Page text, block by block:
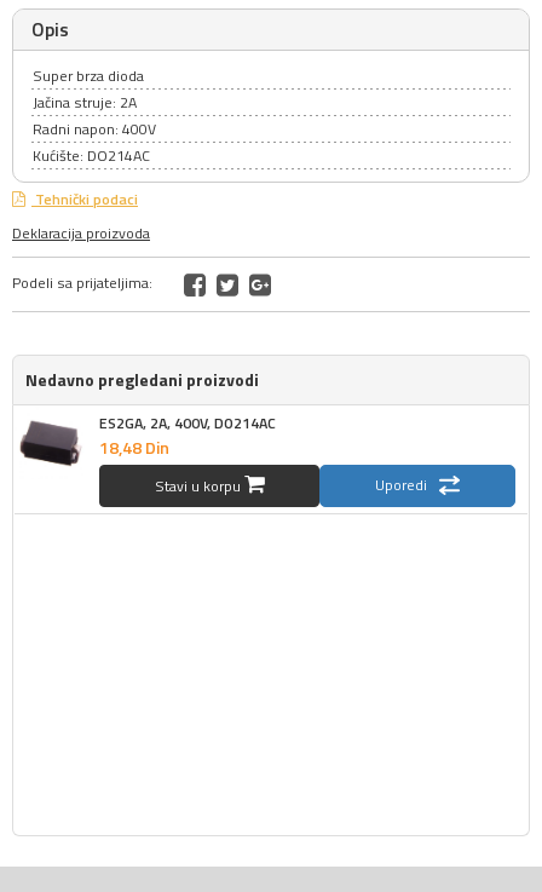
Opis
Super brza dioda
Jačina struje: 2A
Radni napon: 400V
Kućište: DO214AC
Tehnički podaci
Deklaracija proizvoda
Podeli sa prijateljima:
Nedavno pregledani proizvodi
ES2GA, 2A, 400V, DO214AC
18,48Din
Stavi u korpu Uporedi